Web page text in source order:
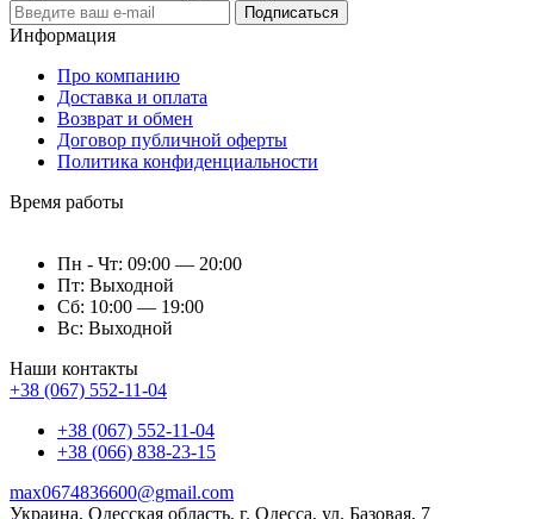
Подписаться
Информация
Про компанию
Доставка и оплата
Возврат и обмен
Договор публичной оферты
Политика конфиденциальности
Время работы
Пн - Чт: 09:00 — 20:00
Пт: Выходной
Сб: 10:00 — 19:00
Вс: Выходной
Наши контакты
+38 (067) 552-11-04
+38 (067) 552-11-04
+38 (066) 838-23-15
max0674836600@gmail.com
Украина, Одесская область, г. Одесса, ул. Базовая, 7